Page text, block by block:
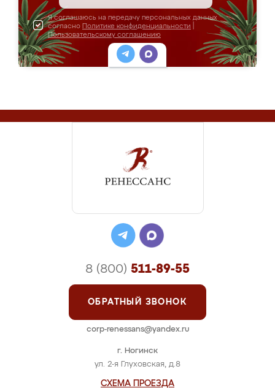
Я соглашаюсь на передачу персональных данных
согласно Политике конфиденциальности
Пользовательскому соглашению
г. Ногинск
ул. 2-я Глуховская, д.8
СХЕМА ПРОЕЗДА
8 (800) 511-89-55
ОБРАТНЫЙ ЗВОНОК
corp-renessans@yandex.ru